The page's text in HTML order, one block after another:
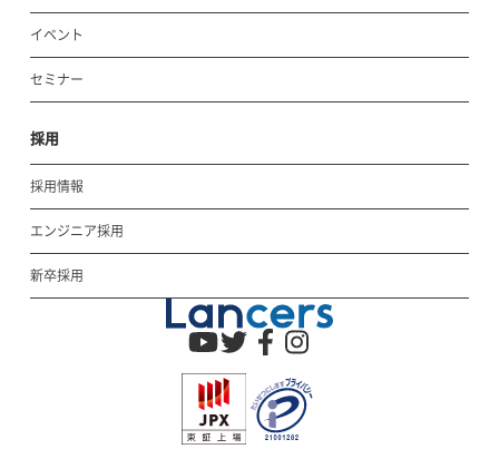
イベント
セミナー
採用
採用情報
エンジニア採用
新卒採用